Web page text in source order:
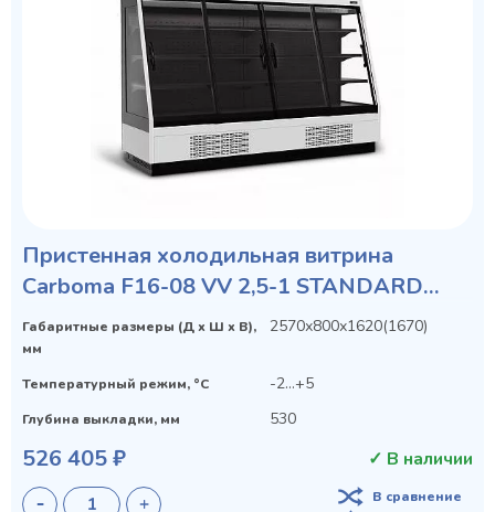
Пристенная холодильная витрина
Carboma F16-08 VV 2,5-1 STANDARD
фронт X1
Габаритные размеры (Д х Ш х В),
мм
2570х800х1620(1670)
Температурный режим, °C -2...+5
Глубина выкладки, мм 530
526 405 ₽ ✓ В наличии
В сравнение